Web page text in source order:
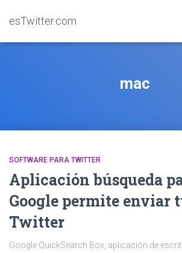
esTwitter.com
mac
SOFTWARE PARA TWITTER
Aplicación búsqueda
Google permite enviar
Twitter
Google QuickSearch Box, aplicación de